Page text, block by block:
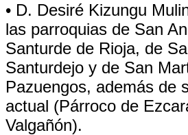
• D. Desiré Kizungu
las parroquias de San
Santurde de Rioja, de
Santurdejo y de San
Pazuengos, además de
actual (Párroco de
Valgañón).